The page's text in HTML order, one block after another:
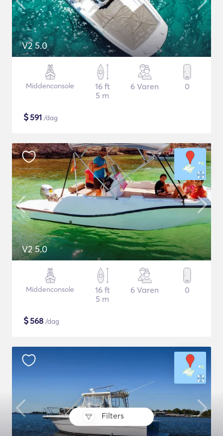
Filters
V2 5.0
Middenconsole
16 ft
5 m
6 Varen 0
$591 /dag
V2 5.0
Middenconsole
16 ft
5 m
6 Varen 0
$568 /dag